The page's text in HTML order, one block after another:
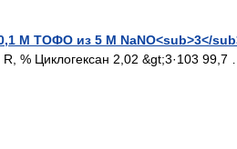
М ТОФО из 5 М NaNO<sub>3</
% Циклогексан 2,02 &gt;3·103 99,7 …